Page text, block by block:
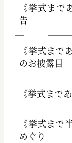
《挙式まで
告
《挙式まで
のお披露目
《挙式まで
《挙式まで
めぐり